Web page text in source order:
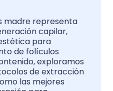
madre representa
capilar,
para
de folículos
exploramos
de extracción
las mejores